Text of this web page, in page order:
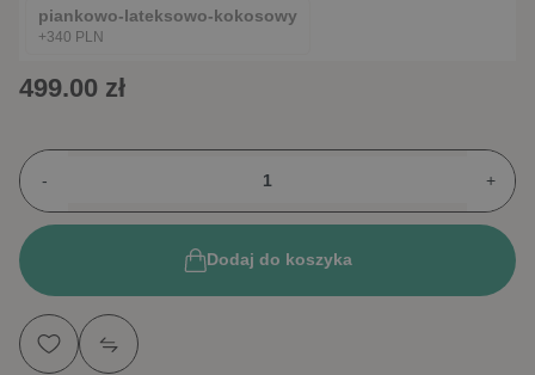
piankowo-lateksowo-kokosowy
+340 PLN
499.00 zł
- +
Dodaj do koszyka